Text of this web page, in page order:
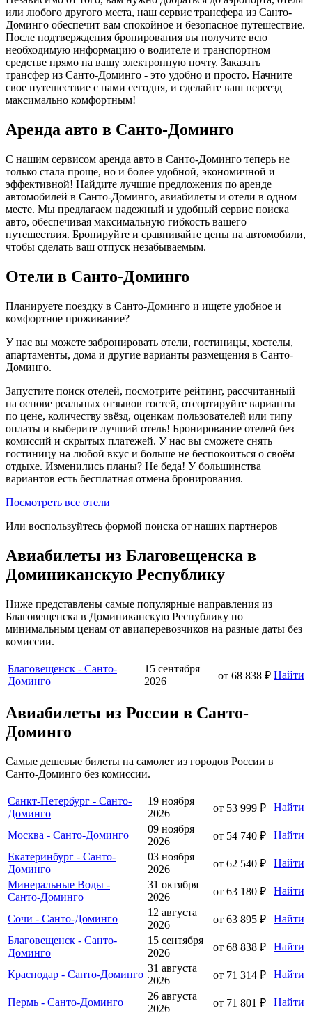
или любого другого места, наш сервис трансфера из Санто-
Доминго обеспечит вам спокойное и безопасное путешествие.
После подтверждения бронирования вы получите всю
необходимую информацию о водителе и транспортном
средстве прямо на вашу электронную почту. Заказать
трансфер из Санто-Доминго - это удобно и просто. Начните
свое путешествие с нами сегодня, и сделайте ваш переезд
максимально комфортным!
Аренда авто в Санто-Доминго
С нашим сервисом аренда авто в Санто-Доминго теперь не
только стала проще, но и более удобной, экономичной и
эффективной! Найдите лучшие предложения по аренде
автомобилей в Санто-Доминго, авиабилеты и отели в одном
месте. Мы предлагаем надежный и удобный сервис поиска
авто, обеспечивая максимальную гибкость вашего
путешествия. Бронируйте и сравнивайте цены на автомобили,
чтобы сделать ваш отпуск незабываемым.
Отели в Санто-Доминго
Планируете поездку в Санто-Доминго и ищете удобное и
комфортное проживание?
У нас вы можете забронировать отели, гостиницы, хостелы,
апартаменты, дома и другие варианты размещения в Санто-
Доминго.
Запустите поиск отелей, посмотрите рейтинг, рассчитанный
на основе реальных отзывов гостей, отсортируйте варианты
по цене, количеству звёзд, оценкам пользователей или типу
оплаты и выберите лучший отель! Бронирование отелей без
комиссий и скрытых платежей. У нас вы сможете снять
гостиницу на любой вкус и больше не беспокоиться о своём
отдыхе. Изменились планы? Не беда! У большинства
вариантов есть бесплатная отмена бронирования.
Посмотреть все отели
Или воспользуйтесь формой поиска от наших партнеров
Авиабилеты из Благовещенска в
Доминиканскую Республику
Ниже представлены самые популярные направления из
Благовещенска в Доминиканскую Республику по
минимальным ценам от авиаперевозчиков на разные даты без
комиссии.
Благовещенск - Санто-
Доминго
15 сентября
2026
от 68 838 ₽ Найти
Авиабилеты из России в Санто-
Доминго
Самые дешевые билеты на самолет из городов России в
Санто-Доминго без комиссии.
Санкт-Петербург - Санто-
Доминго
19 ноября
2026
от 53 999 ₽ Найти
Москва - Санто-Доминго
09 ноября
2026
от 54 740 ₽
Найти
Екатеринбург - Санто-
Доминго
03 ноября
2026
от 62 540 ₽
Найти
Минеральные Воды -
Санто-Доминго
31 октября
2026
от 63 180 ₽ Найти
Сочи - Санто-Доминго
12 августа
2026
от 63 895 ₽
Найти
Благовещенск - Санто-
Доминго
15 сентября
2026
от 68 838 ₽ Найти
Краснодар - Санто-Доминго
31 августа
2026
от 71 314 ₽ Найти
Пермь - Санто-Доминго
26 августа
2026
от 71 801 ₽ Найти